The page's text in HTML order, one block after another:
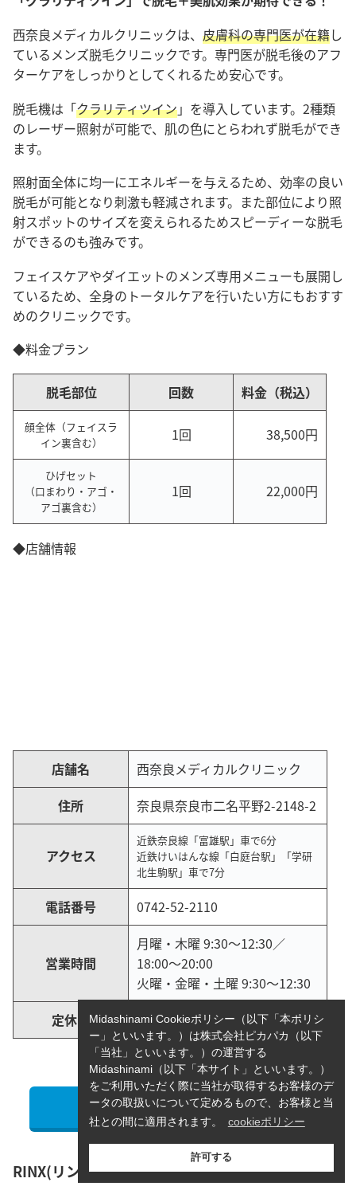
西奈良メディカルクリニックは、 皮膚科の専門医が在籍し
ているメンズ脱毛クリニックです。専門医が脱毛後のアフ
ターケアをしっかりとしてくれるため安心です。
脱毛機は「クラリティツイン」を導入しています。2種類
のレーザー照射が可能で、肌の色にとらわれず脱毛ができ
ます。
照射面全体に均一にエネルギーを与えるため、効率の良い
脱毛が可能となり刺激も軽減されます。また部位により照
射スポットのサイズを変えられるためスピーディーな脱毛
ができるのも強みです。
フェイスケアやダイエットのメンズ専用メニューも展開し
ているため、全身のトータルケアを行いたい方にもおすす
めのクリニックです。
◆料金プラン
脱毛部位 回数 料金（税込）
顔全体（フェイスラ
イン裏含む）
1回 38,500円
ひげセット
（口まわり・アゴ・
アゴ裏含む）
1回 22,000円
◆店舗情報
店舗名
西奈良メディカルクリニック
住所
奈良県奈良市二名平野2-2148-2
アクセス
近鉄奈良線「富雄駅」車で6分
近鉄けいはんな線「白庭台駅」「学研
北生駒駅」車で7分
電話番号 0742-52-2110
営業時間
月曜・木曜 9:30〜12:30／
18:00〜20:00
火曜・金曜・土曜 9:30〜12:30
定休日
水曜・日曜・祝日
出典： 西奈良メディカルクリニック
公式サイトで詳細を見る
RINX(リンクス)奈良駅前店
Midashinami Cookieポリシー（以下「本ポリシ
ー」といいます。）は株式会社ピカパカ（以下
「当社」といいます。）の運営する
Midashinami（以下「本サイト」といいます。）
をご利用いただく際に当社が取得するお客様のデ
ータの取扱いについて定めるもので、お客様と当
社との間に適用されます。
cookieポリシー
許可する